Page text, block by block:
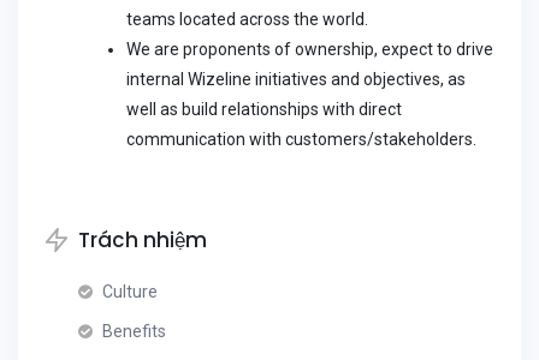
teams located across the world.
We are proponents of ownership, expect to drive
internal Wizeline initiatives and objectives, as
well as build relationships with direct
communication with customers/stakeholders.
Trách nhiệm
Culture
Benefits